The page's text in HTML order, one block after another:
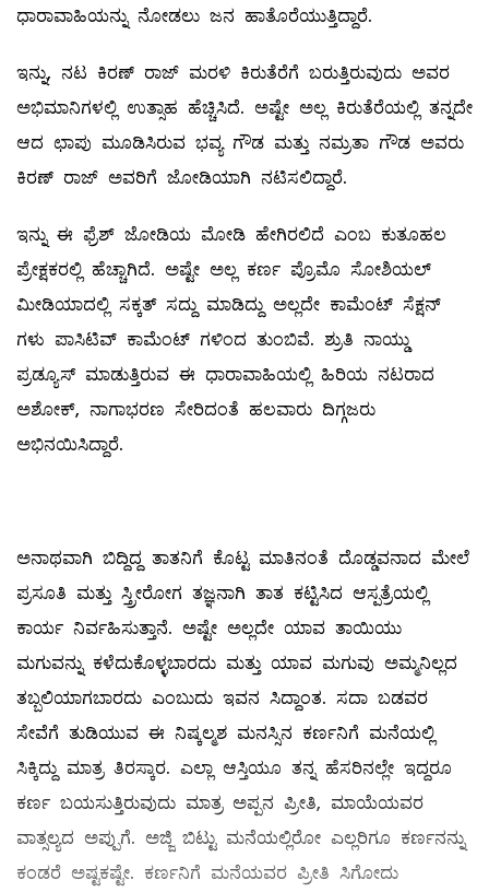
ಧಾರಾವಾಹಿಯನ್ನು ನೋಡಲು ಜನ ಹಾತೊರೆಯುತ್ತಿದ್ದಾರೆ.
ಇನ್ನು, ನಟ ಕಿರಣ್ ರಾಜ್ ಮರಳಿ ಕಿರುತೆರೆಗೆ ಬರುತ್ತಿರುವುದು ಅವರ
ಅಭಿಮಾನಿಗಳಲ್ಲಿ ಉತ್ಸಾಹ ಹೆಚ್ಚಿಸಿದೆ. ಅಷ್ಟೇ ಅಲ್ಲ ಕಿರುತೆರೆಯಲ್ಲಿ ತನ್ನದೇ
ಆದ ಛಾಪು ಮೂಡಿಸಿರುವ ಭವ್ಯ ಗೌಡ ಮತ್ತು ನಮ್ರತಾ ಗೌಡ ಅವರು
ಕಿರಣ್ ರಾಜ್ ಅವರಿಗೆ ಜೋಡಿಯಾಗಿ ನಟಿಸಲಿದ್ದಾರೆ.
ಇನ್ನು ಈ ಫ್ರೆಶ್ ಜೋಡಿಯ ಮೋಡಿ ಹೇಗಿರಲಿದೆ ಎಂಬ ಕುತೂಹಲ
ಪ್ರೇಕ್ಷಕರಲ್ಲಿ ಹೆಚ್ಚಾಗಿದೆ. ಅಷ್ಟೇ ಅಲ್ಲ ಕರ್ಣ ಪ್ರೊಮೊ ಸೋಶಿಯಲ್
ಮೀಡಿಯಾದಲ್ಲಿ ಸಕ್ಕತ್ ಸದ್ದು ಮಾಡಿದ್ದು ಅಲ್ಲದೇ ಕಾಮೆಂಟ್ ಸೆಕ್ಷನ್
ಗಳು ಪಾಸಿಟಿವ್ ಕಾಮೆಂಟ್ ಗಳಿಂದ ತುಂಬಿವೆ. ಶ್ರುತಿ ನಾಯ್ಡು
ಪ್ರಡ್ಯೂಸ್ ಮಾಡುತ್ತಿರುವ ಈ ಧಾರಾವಾಹಿಯಲ್ಲಿ ಹಿರಿಯ ನಟರಾದ
ಅಶೋಕ್, ನಾಗಾಭರಣ ಸೇರಿದಂತೆ ಹಲವಾರು ದಿಗ್ಗಜರು
ಅಭಿನಯಿಸಿದ್ದಾರೆ.
ಅನಾಥವಾಗಿ ಬಿದ್ದಿದ್ದ ತಾತನಿಗೆ ಕೊಟ್ಟ ಮಾತಿನಂತೆ ದೊಡ್ಡವನಾದ ಮೇಲೆ
ಪ್ರಸೂತಿ ಮತ್ತು ಸ್ತ್ರೀರೋಗ ತಜ್ಞನಾಗಿ ತಾತ ಕಟ್ಟಿಸಿದ ಆಸ್ಪತ್ರೆಯಲ್ಲಿ
ಕಾರ್ಯ ನಿರ್ವಹಿಸುತ್ತಾನೆ. ಅಷ್ಟೇ ಅಲ್ಲದೇ ಯಾವ ತಾಯಿಯು
ಮಗುವನ್ನು ಕಳೆದುಕೊಳ್ಳಬಾರದು ಮತ್ತು ಯಾವ ಮಗುವು ಅಮ್ಮನಿಲ್ಲದ
ತಬ್ಬಲಿಯಾಗಬಾರದು ಎಂಬುದು ಇವನ ಸಿದ್ದಾಂತ. ಸದಾ ಬಡವರ
ಸೇವೆಗೆ ತುಡಿಯುವ ಈ ನಿಷ್ಕಲ್ಮಶ ಮನಸ್ಸಿನ ಕರ್ಣನಿಗೆ ಮನೆಯಲ್ಲಿ
ಸಿಕ್ಕಿದ್ದು ಮಾತ್ರ ತಿರಸ್ಕಾರ. ಎಲ್ಲಾ ಆಸ್ತಿಯೂ ತನ್ನ ಹೆಸರಿನಲ್ಲೇ ಇದ್ದರೂ
ಕರ್ಣ ಬಯಸುತ್ತಿರುವುದು ಮಾತ್ರ ಅಪ್ಪನ ಪ್ರೀತಿ, ಮಾಯೆಯವರ
ವಾತ್ಸಲ್ಯದ ಅಪ್ಪುಗೆ. ಅಜ್ಜಿ ಬಿಟ್ಟು ಮನೆಯಲ್ಲಿರೋ ಎಲ್ಲರಿಗೂ ಕರ್ಣನನ್ನು
ಕಂಡರೆ ಅಷ್ಟಕಷ್ಟೇ. ಕರ್ಣನಿಗೆ ಮನೆಯವರ ಪ್ರೀತಿ ಸಿಗೋದು